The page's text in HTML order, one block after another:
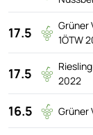
17.5
Grüner
1ÖTW
17.5
2022
16.5 Grüner